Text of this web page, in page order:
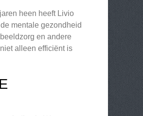
heen heeft Livio
mentale gezondheid
en andere
alleen efficiënt is